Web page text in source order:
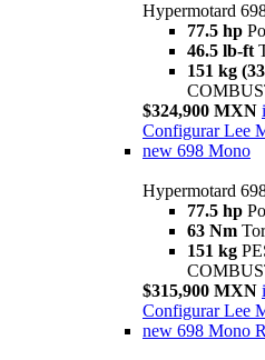
Hypermotard
77.5 hp
46.5 lb-ft
151 kg
$324,900 MXN i
Configurar Lee
new 698 Mono
Hypermotard
77.5 hp
63 Nm
151 kg
$315,900 MXN i
Configurar Lee
new 698 Mono